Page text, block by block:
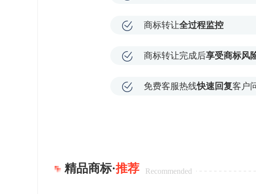
商标转让全过程监控
商标转让完成后享受商标风
免费客服热线快速回复客户
精品商标·推荐 Recommended